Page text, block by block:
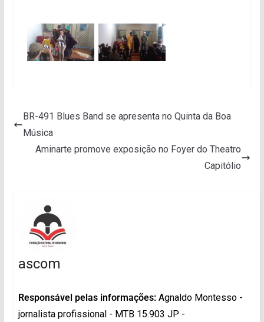
BR-491 Blues Band se apresenta no Quinta da Boa
Música
Aminarte promove exposição no Foyer do Theatro
Capitólio
ascom
Responsável pelas informações:Agnaldo Montesso -
jornalista profissional - MTB 15.903 JP -